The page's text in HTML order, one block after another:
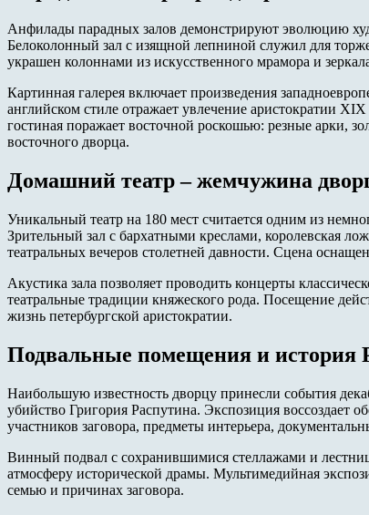
Анфилады парадных залов демонстрируют эволюцию
Белоколонный зал с изящной лепниной служил для
украшен колоннами из искусственного мрамора и
Картинная галерея включает произведения
английском стиле отражает увлечение аристократии
гостиная поражает восточной роскошью: резные арки,
восточного дворца.
Домашний театр – жемчужина
Уникальный театр на 180 мест считается одним из
Зрительный зал с бархатными креслами, королевская
театральных вечеров столетней давности. Сцена
Акустика зала позволяет проводить концерты
театральные традиции княжеского рода. Посещение
жизнь петербургской аристократии.
Подвальные помещения и история
Наибольшую известность дворцу принесли события
убийство Григория Распутина. Экспозиция воссоздает
участников заговора, предметы интерьера,
Винный подвал с сохранившимися стеллажами и
атмосферу исторической драмы. Мультимедийная
семью и причинах заговора.